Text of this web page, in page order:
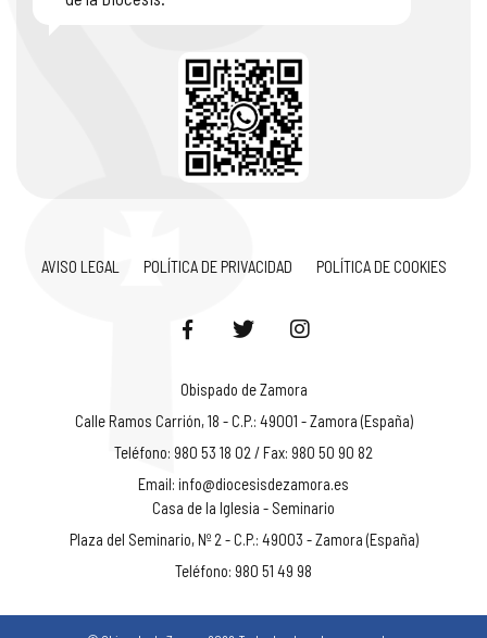
AVISO LEGAL POLÍTICA DE PRIVACIDAD POLÍTICA DE COOKIES
Obispado de Zamora
Calle Ramos Carrión, 18 - C.P.: 49001 - Zamora (España)
Teléfono: 980 53 18 02 / Fax: 980 50 90 82
Email: info@diocesisdezamora.es
Casa de la Iglesia - Seminario
Plaza del Seminario, Nº 2 - C.P.: 49003 - Zamora (España)
Teléfono: 980 51 49 98